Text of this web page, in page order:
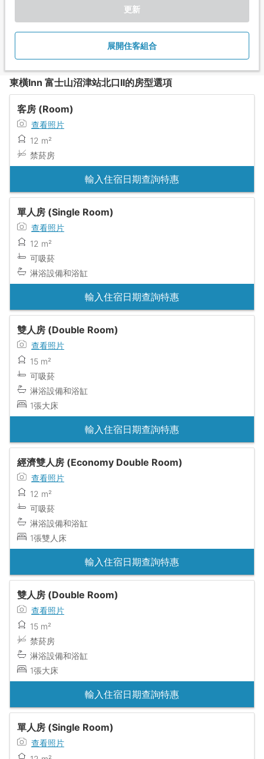
更新
展開住客組合
東橫Inn 富士山沼津站北口II的房型選項
客房 (Room)
查看照片
12 m²
禁菸房
輸入住宿日期查詢特惠
單人房 (Single Room)
查看照片
12 m²
可吸菸
淋浴設備和浴缸
輸入住宿日期查詢特惠
雙人房 (Double Room)
查看照片
15 m²
可吸菸
淋浴設備和浴缸
1張大床
輸入住宿日期查詢特惠
經濟雙人房 (Economy Double Room)
查看照片
12 m²
可吸菸
淋浴設備和浴缸
1張雙人床
輸入住宿日期查詢特惠
雙人房 (Double Room)
查看照片
15 m²
禁菸房
淋浴設備和浴缸
1張大床
輸入住宿日期查詢特惠
單人房 (Single Room)
查看照片